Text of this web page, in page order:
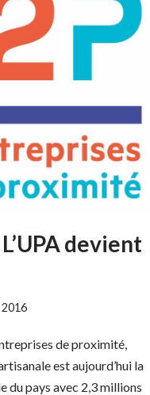
devient
de proximité,
est aujourd’hui la
du pays avec 2,3 millions